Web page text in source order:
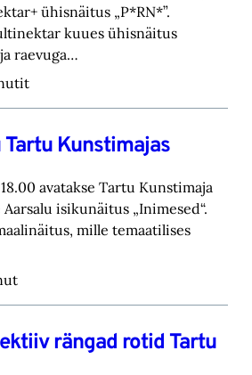
ühisnäitus „P*RN*”.
kuues ühisnäitus
raevuga…
Tartu Kunstimajas
avatakse Tartu Kunstimaja
isikunäitus „Inimesed“.
mille temaatilises
rängad rotid Tartu